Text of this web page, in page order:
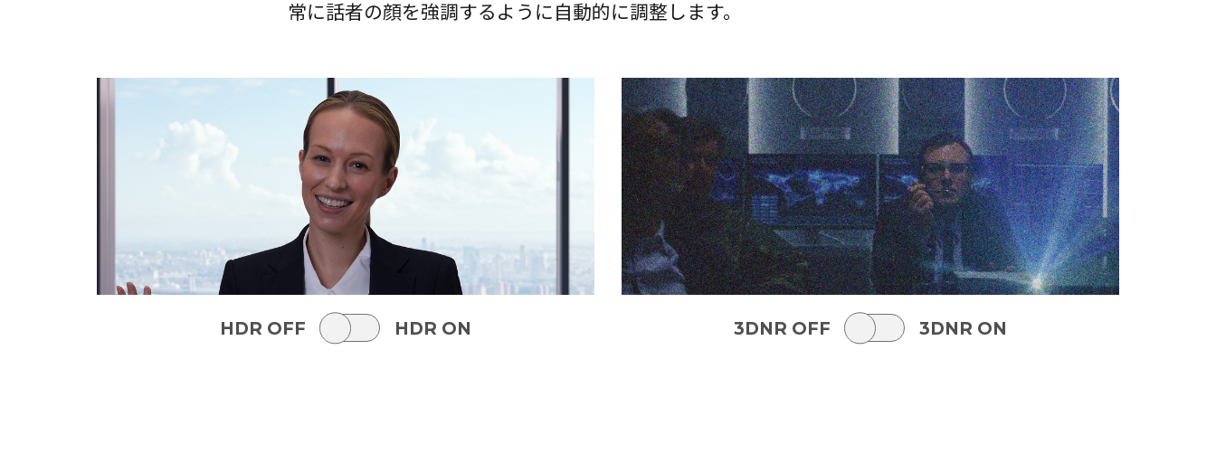
常に話者の顔を強調するように自動的に調整します。
HDR OFF HDR ON 3DNR OFF 3DNR ON